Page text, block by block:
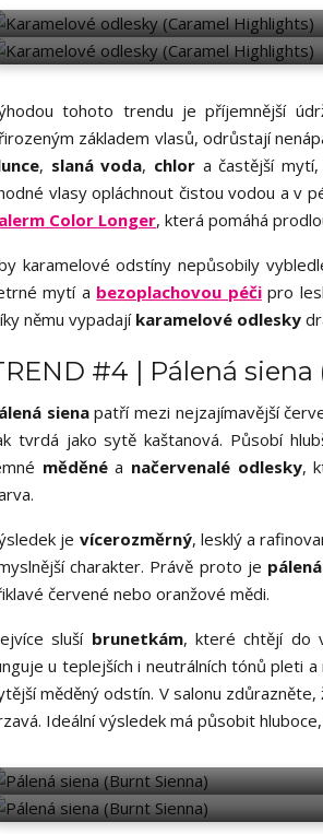
tohoto trendu je příjemnější
základem vlasů, odrůstají
, slaná voda, chlora častější mytí,
vlasy opláchnout čistou vodou a v
Color Longer, která pomáhá
karamelové odstíny nepůsobily
mytí a bezoplachovou péčipro
němu vypadají karamelové odlesky
#4 | Pálená
sienapatří mezi nejzajímavější
tvrdá jako sytě kaštanová. Působí
měděnéa načervenalé odlesky,
je vícerozměrný, lesklý a
charakter. Právě proto je
červené nebo oranžové mědi.
sluší brunetkám, které chtějí do
u teplejších i neutrálních tónů pleti
měděný odstín. V salonu zdůrazněte,
Ideální výsledek má působit